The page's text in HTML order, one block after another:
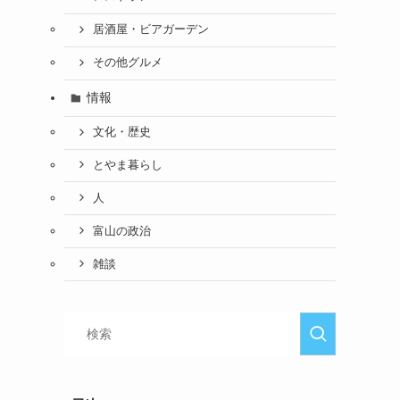
居酒屋・ビアガーデン
その他グルメ
情報
文化・歴史
とやま暮らし
人
富山の政治
雑談